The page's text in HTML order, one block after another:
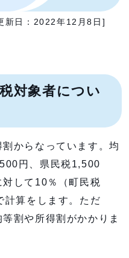
新日： 2022年12月8日 ]
対象者につい
からなっています。均
円、県民税1,500
して10％（町民税
計算をします。ただ
割や所得割がかかりま